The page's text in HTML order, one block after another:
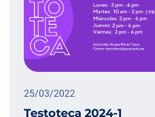
25/03/2022
Testoteca 2024-1